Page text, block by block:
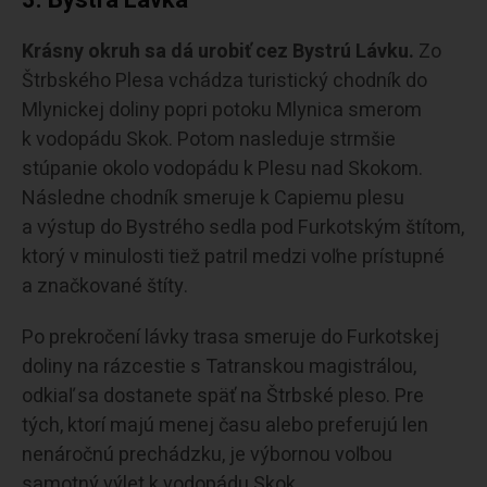
Krásny okruh sa dá urobiť cez Bystrú Lávku. Zo
Štrbského Plesa vchádza turistický chodník do
Mlynickej doliny popri potoku Mlynica smerom
k vodopádu Skok. Potom nasleduje strmšie
stúpanie okolo vodopádu k Plesu nad Skokom.
Následne chodník smeruje k Capiemu plesu
a výstup do Bystrého sedla pod Furkotským štítom,
ktorý v minulosti tiež patril medzi voľne prístupné
a značkované štíty.
Po prekročení lávky trasa smeruje do Furkotskej
doliny na rázcestie s Tatranskou magistrálou,
odkiaľ sa dostanete späť na Štrbské pleso. Pre
tých, ktorí majú menej času alebo preferujú len
nenáročnú prechádzku, je výbornou voľbou